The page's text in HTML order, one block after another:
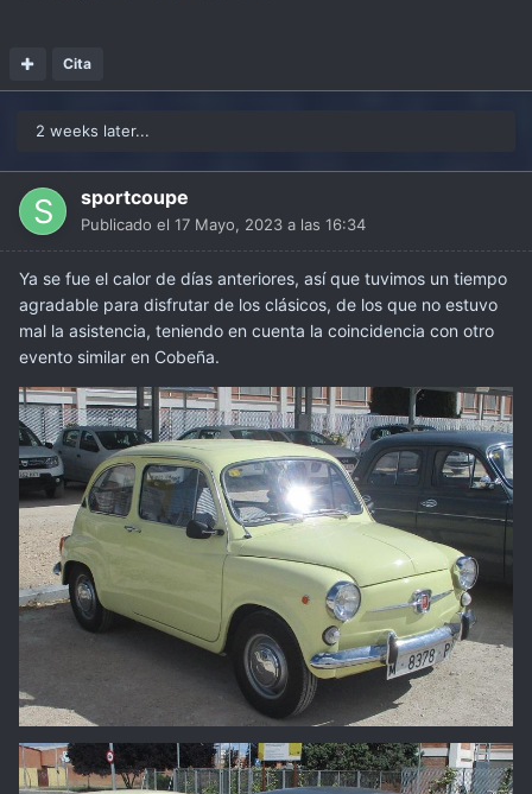
Cita
2 weeks later...
sportcoupe
Publicado el 17 Mayo, 2023 a las 16:34
Ya se fue el calor de días anteriores, así que tuvimos un tiempo
agradable para disfrutar de los clásicos, de los que no estuvo
mal la asistencia, teniendo en cuenta la coincidencia con otro
evento similar en Cobeña.